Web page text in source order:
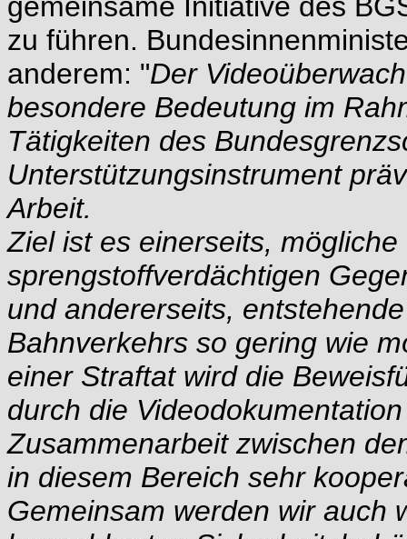
zu führen.
anderem: "Der
besondere Bedeutung im
Tätigkeiten des
Unterstützungsinstrument
Arbeit.
Ziel ist es einerseits,
sprengstoffverdächtigen
und andererseits,
Bahnverkehrs so gering wie
einer Straftat wird die
durch die
Zusammenarbeit zwischen
in diesem Bereich sehr
Gemeinsam werden wir auch